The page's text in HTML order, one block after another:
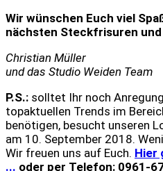
Wir wünschen Euch viel
nächsten Steckfrisuren
Christian Müller
und das Studio Weiden Team
P.S.: solltet Ihr noch
topaktuellen Trends im
benötigen, besucht unseren
am 10. September 2018.
Wir freuen uns auf Euch. Hier
... oder per Telefon: 0961-